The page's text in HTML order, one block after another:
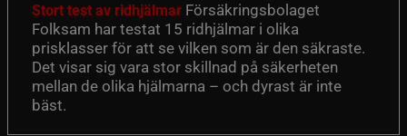
Stort test av ridhjälmar Försäkringsbolaget
Folksam har testat 15 ridhjälmar i olika
prisklasser för att se vilken som är den säkraste.
Det visar sig vara stor skillnad på säkerheten
mellan de olika hjälmarna – och dyrast är inte
bäst.